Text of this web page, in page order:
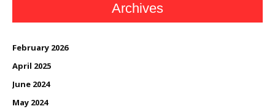
Archives
February 2026
April 2025
June 2024
May 2024